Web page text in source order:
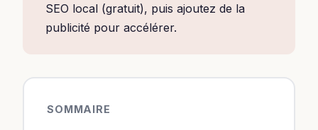
SEO local (gratuit), puis ajoutez de la
publicité pour accélérer.
SOMMAIRE